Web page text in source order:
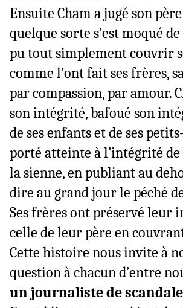
Ensuite Cham a jugé son
quelque sorte s’est moqué
pu tout simplement couvrir
comme l’ont fait ses frères,
par compassion, par amour.
son intégrité, bafoué son
de ses enfants et de ses
porté atteinte à l’intégrité de
la sienne, en publiant au
dire au grand jour le péché
Ses frères ont préservé leur
celle de leur père en
Cette histoire nous invite à
question à chacun d’entre
un journaliste de scandale